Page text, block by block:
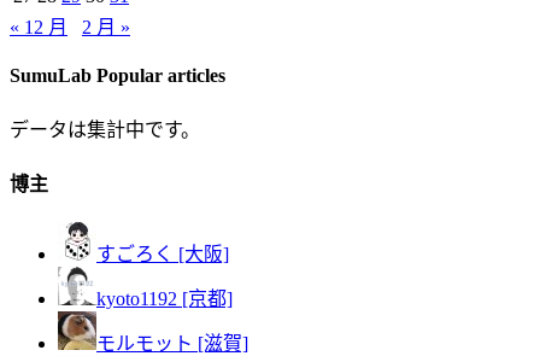
« 12 月
2 月 »
SumuLab Popular articles
データは集計中です。
博主
すごろく [大阪]
kyoto1192 [京都]
モルモット [滋賀]